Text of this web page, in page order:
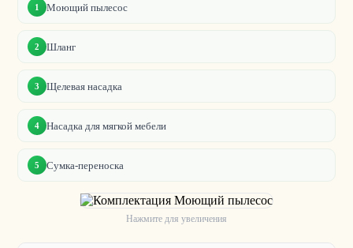
1 Моющий пылесос
2 Шланг
3 Щелевая насадка
4 Насадка для мягкой мебели
5 Сумка-переноска
Нажмите для увеличения